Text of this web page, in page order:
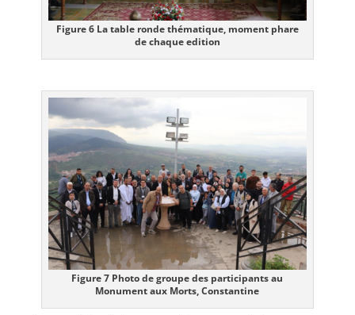
Figure 6 La table ronde thématique, moment phare
de chaque edition
Figure 7 Photo de groupe des participants au
Monument aux Morts, Constantine